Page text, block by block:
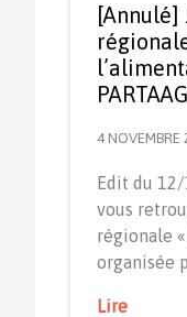
[Annulé]
4 NOVEMBRE
Edit du
vous
régionale
organisée
Lire